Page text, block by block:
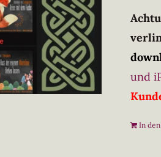
und
In